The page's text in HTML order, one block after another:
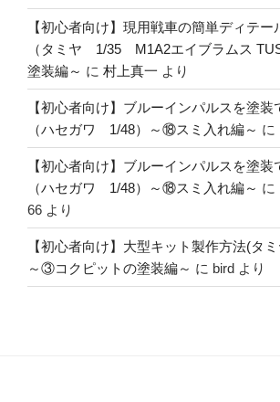
【初心者向け】現用戦車の簡単ディテー
（タミヤ 1/35 M1A2エイブラムス
塗装編～ に 村上真一 より
【初心者向け】ブルーインパルスを塗
（ハセガワ 1/48）～⑱スミ入れ編～ に
【初心者向け】ブルーインパルスを塗
（ハセガワ 1/48）～⑱スミ入れ編～ に
66 より
【初心者向け】大型キット製作方法(
～③コクピットの塗装編～ に bird より